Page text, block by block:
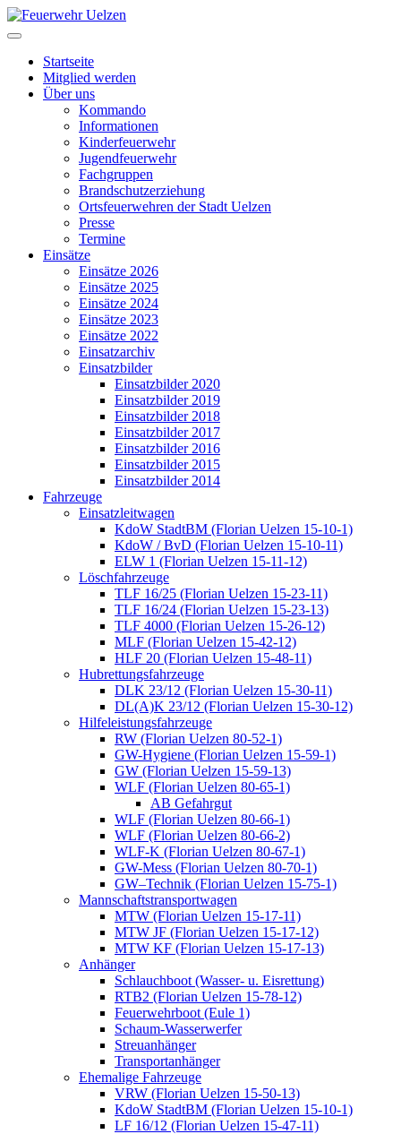
Startseite
Mitglied werden
Über uns
Kommando
Informationen
Kinderfeuerwehr
Jugendfeuerwehr
Fachgruppen
Brandschutzerziehung
Ortsfeuerwehren der Stadt Uelzen
Presse
Termine
Einsätze
Einsätze 2026
Einsätze 2025
Einsätze 2024
Einsätze 2023
Einsätze 2022
Einsatzarchiv
Einsatzbilder
Einsatzbilder 2020
Einsatzbilder 2019
Einsatzbilder 2018
Einsatzbilder 2017
Einsatzbilder 2016
Einsatzbilder 2015
Einsatzbilder 2014
Fahrzeuge
Einsatzleitwagen
KdoW StadtBM (Florian Uelzen 15-10-1)
KdoW / BvD (Florian Uelzen 15-10-11)
ELW 1 (Florian Uelzen 15-11-12)
Löschfahrzeuge
TLF 16/25 (Florian Uelzen 15-23-11)
TLF 16/24 (Florian Uelzen 15-23-13)
TLF 4000 (Florian Uelzen 15-26-12)
MLF (Florian Uelzen 15-42-12)
HLF 20 (Florian Uelzen 15-48-11)
Hubrettungsfahrzeuge
DLK 23/12 (Florian Uelzen 15-30-11)
DL(A)K 23/12 (Florian Uelzen 15-30-12)
Hilfeleistungsfahrzeuge
RW (Florian Uelzen 80-52-1)
GW-Hygiene (Florian Uelzen 15-59-1)
GW (Florian Uelzen 15-59-13)
WLF (Florian Uelzen 80-65-1)
AB Gefahrgut
WLF (Florian Uelzen 80-66-1)
WLF (Florian Uelzen 80-66-2)
WLF-K (Florian Uelzen 80-67-1)
GW-Mess (Florian Uelzen 80-70-1)
GW–Technik (Florian Uelzen 15-75-1)
Mannschaftstransportwagen
MTW (Florian Uelzen 15-17-11)
MTW JF (Florian Uelzen 15-17-12)
MTW KF (Florian Uelzen 15-17-13)
Anhänger
Schlauchboot (Wasser- u. Eisrettung)
RTB2 (Florian Uelzen 15-78-12)
Feuerwehrboot (Eule 1)
Schaum-Wasserwerfer
Streuanhänger
Transportanhänger
Ehemalige Fahrzeuge
VRW (Florian Uelzen 15-50-13)
KdoW StadtBM (Florian Uelzen 15-10-1)
LF 16/12 (Florian Uelzen 15-47-11)